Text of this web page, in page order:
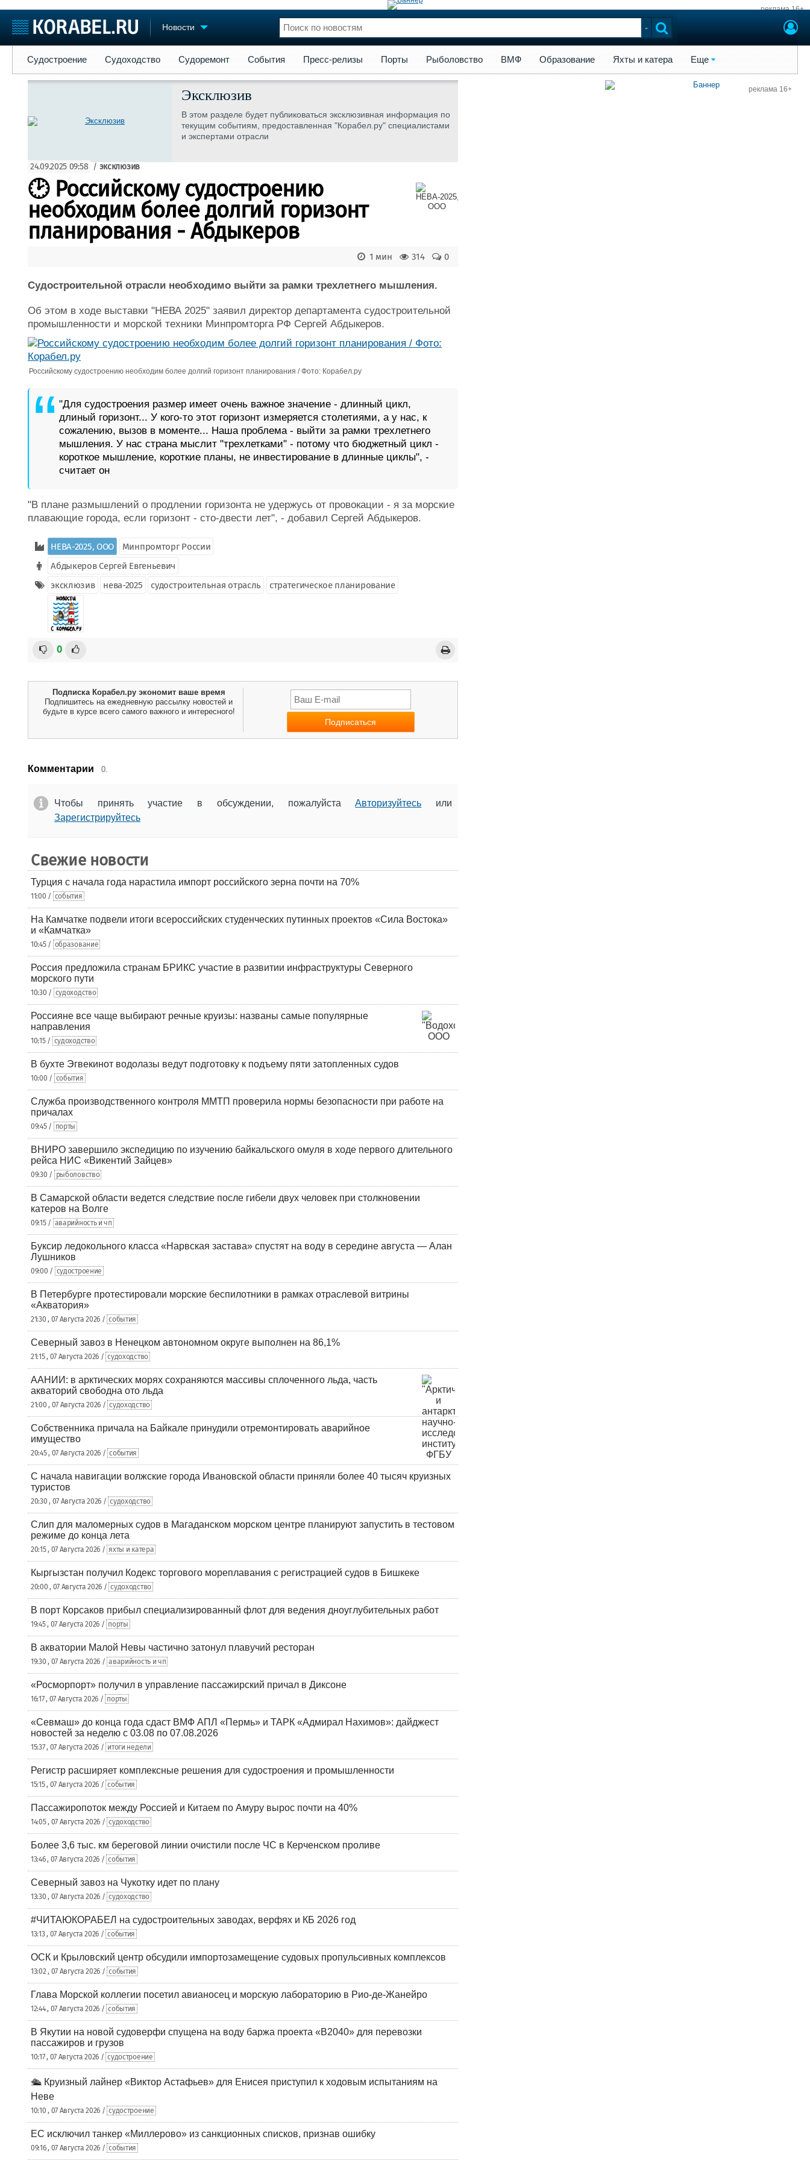
реклама 16+
Новости
Судостроение
Компании
Крюинг
Журнал
Реклама
Торговая площадка
Доска объявлений
Оборудование
Услуги
Конференции
Словарь
Флот
Отзывы
Все службы
Судостроение Судоходство Судоремонт События Пресс-релизы Порты Рыболовство ВМФ Образование Яхты и катера Еще
Эксклюзив
В этом разделе будет публиковаться эксклюзивная информация по
текущим событиям, предоставленная "Корабел.ру" специалистами
и экспертами отрасли
24.09.2025 09:58 / эксклюзив
🕑 Российскому судостроению
необходим более долгий горизонт
планирования - Абдыкеров
0
314
1 мин
Судостроительной отрасли необходимо выйти за рамки трехлетнего мышления.
Об этом в ходе выставки "НЕВА 2025" заявил директор департамента судостроительной
промышленности и морской техники Минпромторга РФ Сергей Абдыкеров.
Российскому судостроению необходим более долгий горизонт планирования / Фото: Корабел.ру
"Для судостроения размер имеет очень важное значение - длинный цикл,
длиный горизонт... У кого-то этот горизонт измеряется столетиями, а у нас, к
сожалению, вызов в моменте... Наша проблема - выйти за рамки трехлетнего
мышления. У нас страна мыслит "трехлетками" - потому что бюджетный цикл -
короткое мышление, короткие планы, не инвестирование в длинные циклы", -
считает он
"В плане размышлений о продлении горизонта не удержусь от провокации - я за морские
плавающие города, если горизонт - сто-двести лет", - добавил Сергей Абдыкеров.
НЕВА-2025, ООО
Минпромторг России
Абдыкеров Сергей Евгеньевич
эксклюзив
нева-2025 судостроительная отрасль стратегическое планирование
0
Подписка Корабел.ру экономит ваше время
Подпишитесь на ежедневную рассылку новостей и
будьте в курсе всего самого важного и интересного!
Комментарии 0.
Чтобы принять участие в обсуждении, пожалуйстаАвторизуйтесь или
Зарегистрируйтесь
Свежие новости
Турция с начала года нарастила импорт российского зерна почти на 70%
11:00 / события
На Камчатке подвели итоги всероссийских студенческих путинных проектов «Сила Востока»
и «Камчатка»
10:45 / образование
Россия предложила странам БРИКС участие в развитии инфраструктуры Северного
морского пути
10:30 / судоходство
Россияне все чаще выбирают речные круизы: названы самые популярные
направления
10:15 / судоходство
В бухте Эгвекинот водолазы ведут подготовку к подъему пяти затопленных судов
10:00 / события
Служба производственного контроля ММТП проверила нормы безопасности при работе на
причалах
09:45 / порты
ВНИРО завершило экспедицию по изучению байкальского омуля в ходе первого длительного
рейса НИС «Викентий Зайцев»
09:30 / рыболовство
В Самарской области ведется следствие после гибели двух человек при столкновении
катеров на Волге
09:15 / аварийность и чп
Буксир ледокольного класса «Нарвская застава» спустят на воду в середине августа — Алан
Лушников
09:00 / судостроение
В Петербурге протестировали морские беспилотники в рамках отраслевой витрины
«Акватория»
21:30 , 07 Августа 2026 / события
Северный завоз в Ненецком автономном округе выполнен на 86,1%
21:15 , 07 Августа 2026 / судоходство
ААНИИ: в арктических морях сохраняются массивы сплоченного льда, часть
акваторий свободна ото льда
21:00 , 07 Августа 2026 / судоходство
Собственника причала на Байкале принудили отремонтировать аварийное
имущество
20:45 , 07 Августа 2026 / события
С начала навигации волжские города Ивановской области приняли более 40 тысяч круизных
туристов
20:30 , 07 Августа 2026 / судоходство
Слип для маломерных судов в Магаданском морском центре планируют запустить в тестовом
режиме до конца лета
20:15 , 07 Августа 2026 / яхты и катера
Кыргызстан получил Кодекс торгового мореплавания с регистрацией судов в Бишкеке
20:00 , 07 Августа 2026 / судоходство
В порт Корсаков прибыл специализированный флот для ведения дноуглубительных работ
19:45 , 07 Августа 2026 / порты
В акватории Малой Невы частично затонул плавучий ресторан
19:30 , 07 Августа 2026 / аварийность и чп
«Росморпорт» получил в управление пассажирский причал в Диксоне
16:17 , 07 Августа 2026 / порты
«Севмаш» до конца года сдаст ВМФ АПЛ «Пермь» и ТАРК «Адмирал Нахимов»: дайджест
новостей за неделю с 03.08 по 07.08.2026
15:37 , 07 Августа 2026 / итоги недели
Регистр расширяет комплексные решения для судостроения и промышленности
15:15 , 07 Августа 2026 / события
Пассажиропоток между Россией и Китаем по Амуру вырос почти на 40%
14:05 , 07 Августа 2026 / судоходство
Более 3,6 тыс. км береговой линии очистили после ЧС в Керченском проливе
13:46 , 07 Августа 2026 / события
Северный завоз на Чукотку идет по плану
13:30 , 07 Августа 2026 / судоходство
#ЧИТАЮКОРАБЕЛ на судостроительных заводах, верфях и КБ 2026 год
13:13 , 07 Августа 2026 / события
ОСК и Крыловский центр обсудили импортозамещение судовых пропульсивных комплексов
13:02 , 07 Августа 2026 / события
Глава Морской коллегии посетил авианосец и морскую лабораторию в Рио-де-Жанейро
12:44 , 07 Августа 2026 / события
В Якутии на новой судоверфи спущена на воду баржа проекта «В2040» для перевозки
пассажиров и грузов
10:17 , 07 Августа 2026 / судостроение
🛳️ Круизный лайнер «Виктор Астафьев» для Енисея приступил к ходовым испытаниям на
Неве
10:10 , 07 Августа 2026 / судостроение
ЕС исключил танкер «Миллерово» из санкционных списков, признав ошибку
09:16 , 07 Августа 2026 / события
реклама 16+